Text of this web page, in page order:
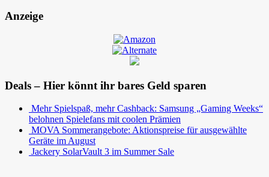
Anzeige
Deals – Hier könnt ihr bares Geld sparen
Mehr Spielspaß, mehr Cashback: Samsung „Gaming Weeks“
belohnen Spielefans mit coolen Prämien
MOVA Sommerangebote: Aktionspreise für ausgewählte
Geräte im August
Jackery SolarVault 3 im Summer Sale